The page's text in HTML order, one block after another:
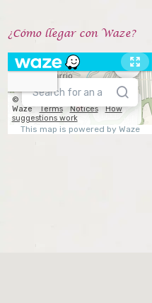
¿Cómo llegar con Waze?